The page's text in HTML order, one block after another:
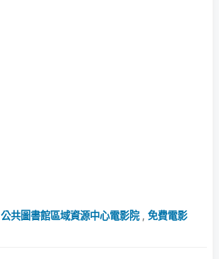
公共圖書館區域資源中心電影院, 免費電影